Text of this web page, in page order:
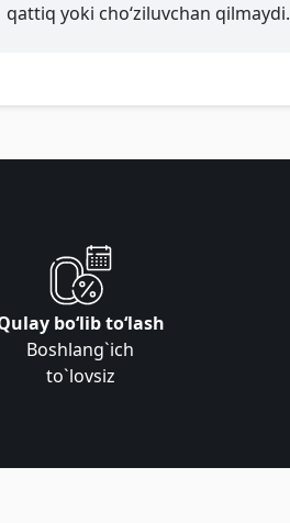
qattiq yoki cho‘ziluvchan qilmaydi.
bo‘lib to‘lash
Boshlang`ich
to`lovsiz